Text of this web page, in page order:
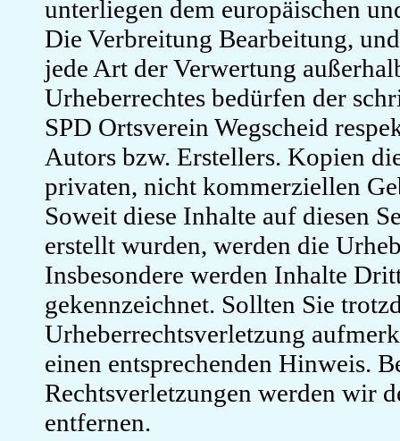
unterliegen dem europäischen
Die Verbreitung Bearbeitung,
jede Art der Verwertung
Urheberrechtes bedürfen der
SPD Ortsverein Wegscheid
Autors bzw. Erstellers. Kopien
privaten, nicht kommerziellen
Soweit diese Inhalte auf diesen
erstellt wurden, werden die
Insbesondere werden Inhalte
gekennzeichnet. Sollten Sie
Urheberrechtsverletzung
einen entsprechenden Hinweis.
Rechtsverletzungen werden wir
entfernen.